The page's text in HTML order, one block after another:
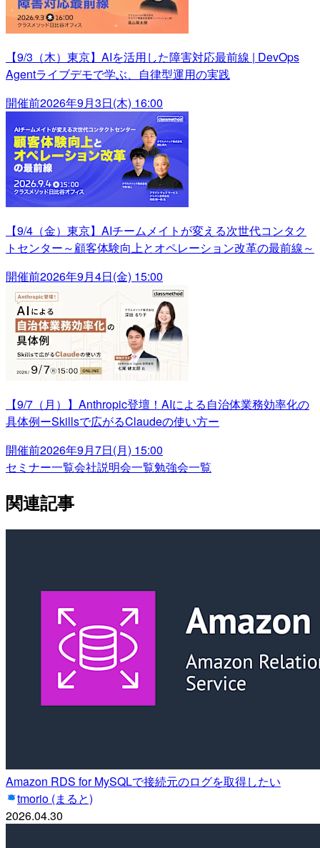
【9/3（木）東京】AIを活用した障害対応最前線 | DevOps
Agentライブデモで学ぶ、自律型運用の実践
開催前2026年9月3日(木) 16:00
【9/4（金）東京】AIチームメイトが変える次世代コンタク
トセンター～顧客体験向上とオペレーション改革の最前線～
開催前2026年9月4日(金) 15:00
【9/7（月）】Anthropic登壇！AIによる自治体業務効率化の
具体例ーSkillsで広がるClaudeの使い方ー
開催前2026年9月7日(月) 15:00
セミナー一覧会社説明会一覧勉強会一覧
関連記事
Amazon RDS for MySQLで接続元のログを取得したい
tmorio (まると)
2026.04.30